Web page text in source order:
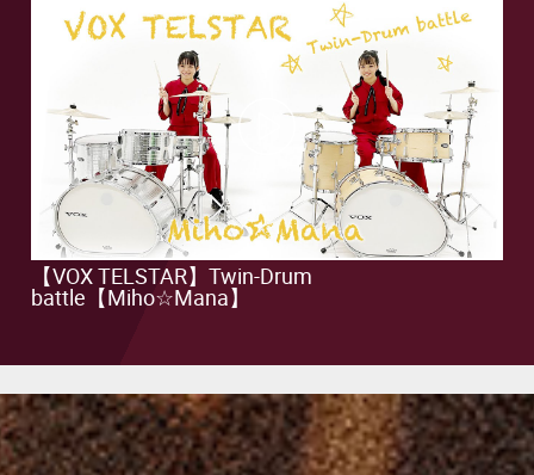
Video
【VOX TELSTAR】Twin-Drum
battle【Miho☆Mana】